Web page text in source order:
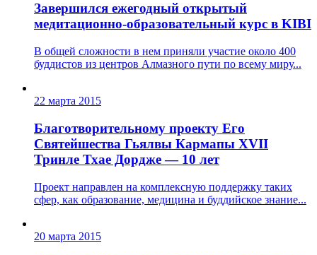
Завершился ежегодный открытый
медитационно-образовательный курс в KIBI
В общей сложности в нем приняли участие около 400
буддистов из центров Алмазного пути по всему миру...
22 марта 2015
Благотворительному проекту Его
Святейшества Гьялвы Кармапы XVII
Тринле Тхае Дордже — 10 лет
Проект направлен на комплексную поддержку таких
сфер, как образование, медицина и буддийское знание...
20 марта 2015